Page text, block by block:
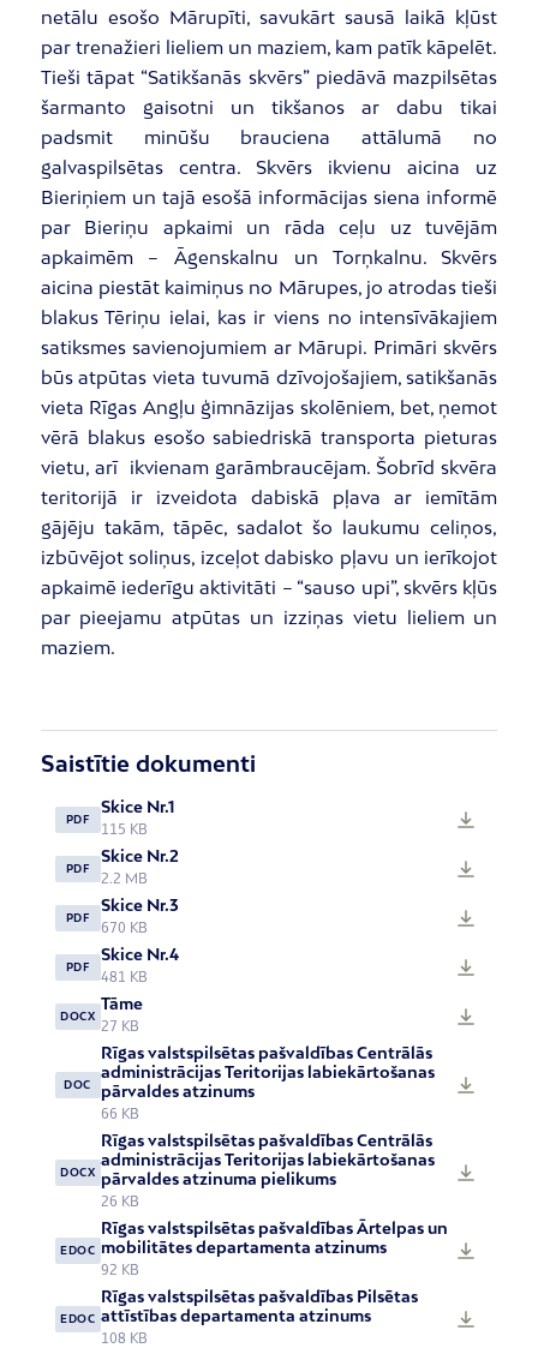
netālu esošo Mārupīti, savukārt sausā laikā kļūst
par trenažieri lieliem un maziem, kam patīk kāpelēt.
Tieši tāpat “Satikšanās skvērs” piedāvā mazpilsētas
šarmanto gaisotni un tikšanos ar dabu tikai
padsmit minūšu brauciena attālumā no
galvaspilsētas centra. Skvērs ikvienu aicina uz
Bieriņiem un tajā esošā informācijas siena informē
par Bieriņu apkaimi un rāda ceļu uz tuvējām
apkaimēm – Āgenskalnu un Torņkalnu. Skvērs
aicina piestāt kaimiņus no Mārupes, jo atrodas tieši
blakus Tēriņu ielai, kas ir viens no intensīvākajiem
satiksmes savienojumiem ar Mārupi. Primāri skvērs
būs atpūtas vieta tuvumā dzīvojošajiem, satikšanās
vieta Rīgas Angļu ģimnāzijas skolēniem, bet, ņemot
vērā blakus esošo sabiedriskā transporta pieturas
vietu, arī ikvienam garāmbraucējam. Šobrīd skvēra
teritorijā ir izveidota dabiskā pļava ar iemītām
gājēju takām, tāpēc, sadalot šo laukumu celiņos,
izbūvējot soliņus, izceļot dabisko pļavu un ierīkojot
apkaimē iederīgu aktivitāti – “sauso upi”, skvērs kļūs
par pieejamu atpūtas un izziņas vietu lieliem un
maziem.
Saistītie dokumenti
PDF
Skice Nr.1
115 KB
PDF
Skice Nr.2
2.2 MB
PDF
Skice Nr.3
670 KB
PDF
Skice Nr.4
481 KB
DOCX
Tāme
27 KB
DOC
Rīgas valstspilsētas pašvaldības Centrālās
administrācijas Teritorijas labiekārtošanas
pārvaldes atzinums
66 KB
DOCX
Rīgas valstspilsētas pašvaldības Centrālās
administrācijas Teritorijas labiekārtošanas
pārvaldes atzinuma pielikums
26 KB
EDOC
Rīgas valstspilsētas pašvaldības Ārtelpas un
mobilitātes departamenta atzinums
92 KB
EDOC
Rīgas valstspilsētas pašvaldības Pilsētas
attīstības departamenta atzinums
108 KB